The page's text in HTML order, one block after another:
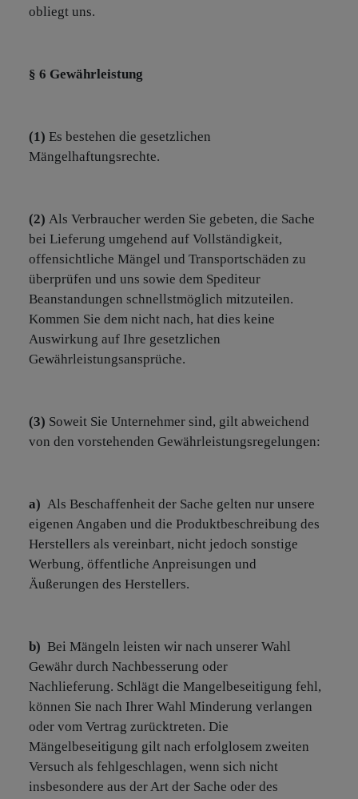
obliegt uns.
§ 6 Gewährleistung
(1) Es bestehen die gesetzlichen
Mängelhaftungsrechte.
(2) Als Verbraucher werden Sie gebeten, die Sache
bei Lieferung umgehend auf Vollständigkeit,
offensichtliche Mängel und Transportschäden zu
überprüfen und uns sowie dem Spediteur
Beanstandungen schnellstmöglich mitzuteilen.
Kommen Sie dem nicht nach, hat dies keine
Auswirkung auf Ihre gesetzlichen
Gewährleistungsansprüche.
(3) Soweit Sie Unternehmer sind, gilt abweichend
von den vorstehenden Gewährleistungsregelungen:
a) Als Beschaffenheit der Sache gelten nur unsere
eigenen Angaben und die Produktbeschreibung des
Herstellers als vereinbart, nicht jedoch sonstige
Werbung, öffentliche Anpreisungen und
Äußerungen des Herstellers.
b) Bei Mängeln leisten wir nach unserer Wahl
Gewähr durch Nachbesserung oder
Nachlieferung. Schlägt die Mangelbeseitigung fehl,
können Sie nach Ihrer Wahl Minderung verlangen
oder vom Vertrag zurücktreten. Die
Mängelbeseitigung gilt nach erfolglosem zweiten
Versuch als fehlgeschlagen, wenn sich nicht
insbesondere aus der Art der Sache oder des